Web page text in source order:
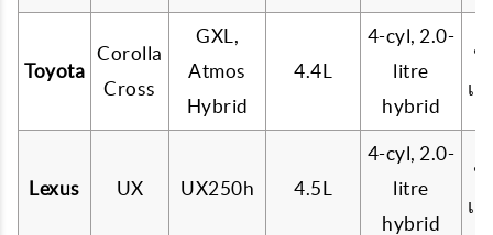
Toyota
Corolla
Cross
GXL,
Atmos
Hybrid
4.4L
4-cyl, 2.0-
litre
hybrid
น้
เ
Lexus UX UX250h 4.5L
4-cyl, 2.0-
litre
hybrid
น้
เ